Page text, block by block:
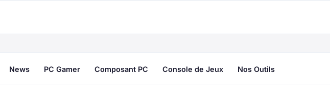
News PC Gamer Composant PC Console de Jeux Nos Outils